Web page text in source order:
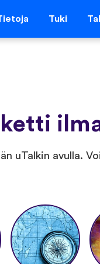
Tuki
uTalkin avulla.